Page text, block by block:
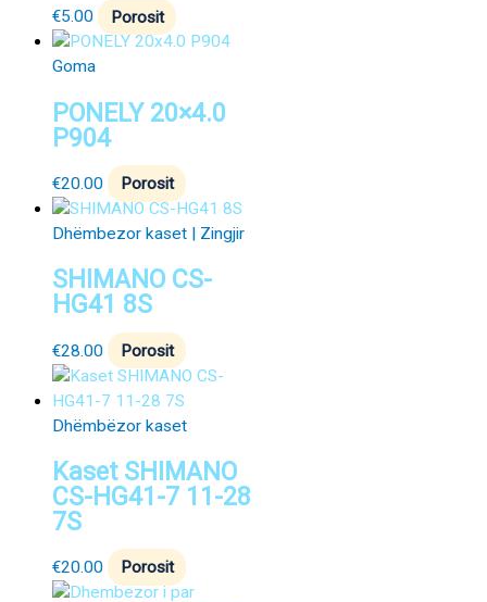
€5.00 Porosit
Goma
PONELY 20×4.0
P904
€20.00 Porosit
Dhëmbezor kaset | Zingjir
SHIMANO CS-
HG41 8S
€28.00 Porosit
Dhëmbëzor kaset
Kaset SHIMANO
CS-HG41-7 11-28
7S
€20.00 Porosit